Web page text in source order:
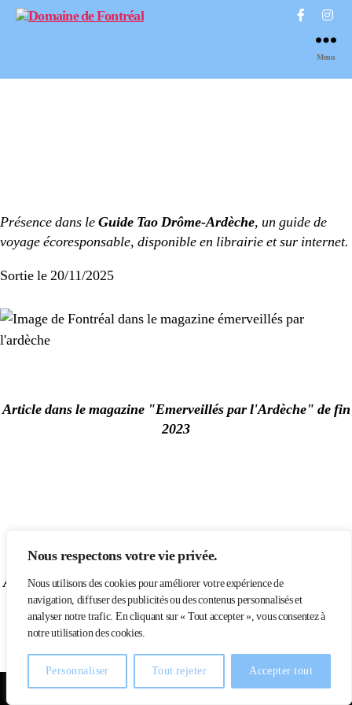
Nous respectons votre vie privée.
Nous utilisons des cookies pour améliorer votre expérience de
navigation, diffuser des publicités ou des contenus personnalisés et
analyser notre trafic. En cliquant sur « Tout accepter », vous consentez à
notre utilisation des cookies.
Personnaliser Tout rejeter Accepter tout
Menu
Présence dans leGuide Tao Drôme-Ardèche, un guide de
voyage écoresponsable, disponible en librairie et sur internet.
Sortie le 20/11/2025
Article dans le magazine "Emerveillés par l'Ardèche" de fin
2023
Article dans le magazine "Maison et Jardin", numéro 71 de
fin 2022
Mentions légales